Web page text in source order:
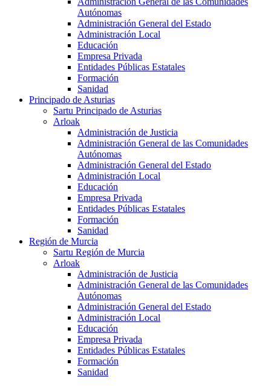
Autónomas
Administración General del Estado
Administración Local
Educación
Empresa Privada
Entidades Públicas Estatales
Formación
Sanidad
Principado de Asturias
Sartu Principado de Asturias
Arloak
Administración de Justicia
Administración General de las Comunidades
Autónomas
Administración General del Estado
Administración Local
Educación
Empresa Privada
Entidades Públicas Estatales
Formación
Sanidad
Región de Murcia
Sartu Región de Murcia
Arloak
Administración de Justicia
Administración General de las Comunidades
Autónomas
Administración General del Estado
Administración Local
Educación
Empresa Privada
Entidades Públicas Estatales
Formación
Sanidad